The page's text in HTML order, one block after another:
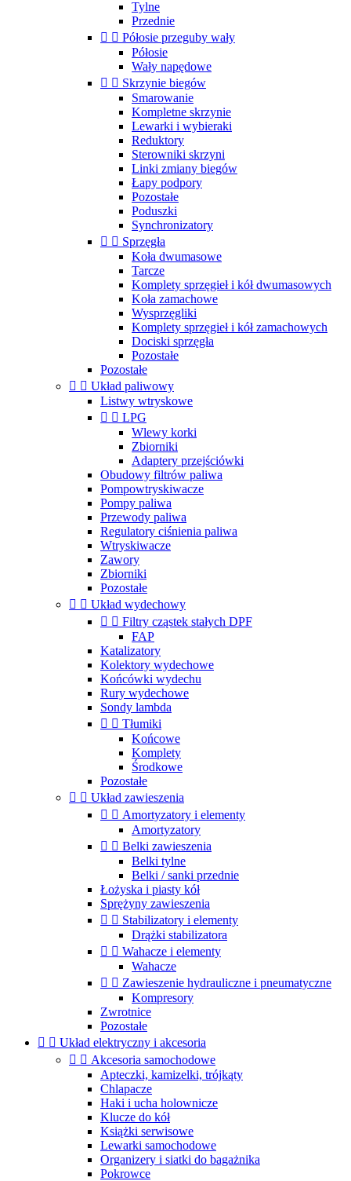
Tylne
Przednie
  Półosie przeguby wały
Półosie
Wały napędowe
  Skrzynie biegów
Smarowanie
Kompletne skrzynie
Lewarki i wybieraki
Reduktory
Sterowniki skrzyni
Linki zmiany biegów
Łapy podpory
Pozostałe
Poduszki
Synchronizatory
  Sprzęgła
Koła dwumasowe
Tarcze
Komplety sprzęgieł i kół dwumasowych
Koła zamachowe
Wysprzęgliki
Komplety sprzęgieł i kół zamachowych
Dociski sprzęgła
Pozostałe
Pozostałe
  Układ paliwowy
Listwy wtryskowe
  LPG
Wlewy korki
Zbiorniki
Adaptery przejściówki
Obudowy filtrów paliwa
Pompowtryskiwacze
Pompy paliwa
Przewody paliwa
Regulatory ciśnienia paliwa
Wtryskiwacze
Zawory
Zbiorniki
Pozostałe
  Układ wydechowy
  Filtry cząstek stałych DPF
FAP
Katalizatory
Kolektory wydechowe
Końcówki wydechu
Rury wydechowe
Sondy lambda
  Tłumiki
Końcowe
Komplety
Środkowe
Pozostałe
  Układ zawieszenia
  Amortyzatory i elementy
Amortyzatory
  Belki zawieszenia
Belki tylne
Belki / sanki przednie
Łożyska i piasty kół
Sprężyny zawieszenia
  Stabilizatory i elementy
Drążki stabilizatora
  Wahacze i elementy
Wahacze
  Zawieszenie hydrauliczne i pneumatyczne
Kompresory
Zwrotnice
Pozostałe
  Układ elektryczny i akcesoria
  Akcesoria samochodowe
Apteczki, kamizelki, trójkąty
Chlapacze
Haki i ucha holownicze
Klucze do kół
Książki serwisowe
Lewarki samochodowe
Organizery i siatki do bagażnika
Pokrowce